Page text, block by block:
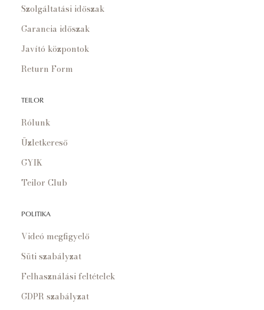
Szolgáltatási időszak
Garancia időszak
Javító központok
Return Form
TEILOR
Rólunk
Üzletkereső
GYIK
Teilor Club
POLITIKA
Videó megfigyelő
Süti szabályzat
Felhasználási feltételek
GDPR szabályzat